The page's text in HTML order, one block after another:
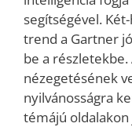
segítségével.
trend a Gartner
be a
nézegetésének
nyilvánosságra
témájú